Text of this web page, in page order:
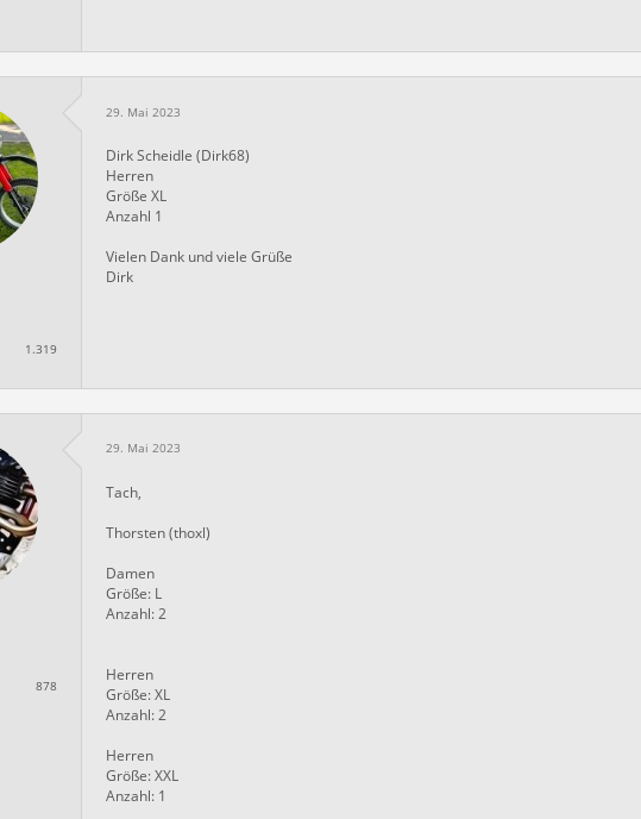
1.319
29. Mai 2023
Dirk Scheidle (Dirk68)
Herren
Größe XL
Anzahl 1
Vielen Dank und viele Grüße
Dirk
878
29. Mai 2023
Tach,
Thorsten (thoxl)
Damen
Größe: L
Anzahl: 2
Herren
Größe: XL
Anzahl: 2
Herren
Größe: XXL
Anzahl: 1